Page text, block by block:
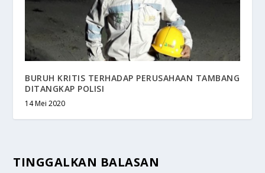
BURUH KRITIS TERHADAP PERUSAHAAN TAMBANG
DITANGKAP POLISI
14 Mei 2020
TINGGALKAN BALASAN